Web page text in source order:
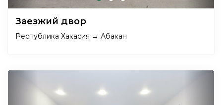
Заезжий двор
Республика Хакасия → Абакан